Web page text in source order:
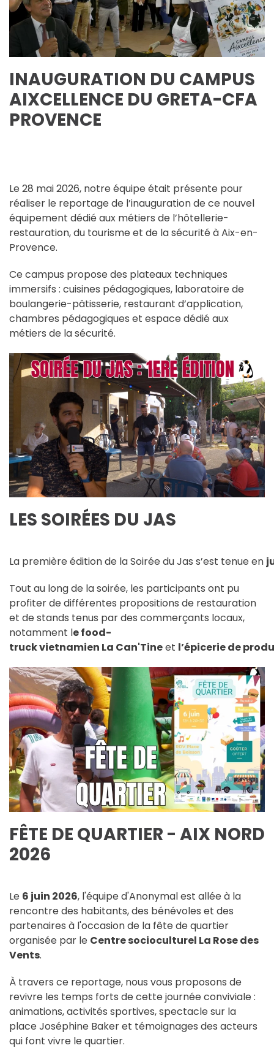
INAUGURATION DU CAMPUS
AIXCELLENCE DU GRETA-CFA
PROVENCE
Le 28 mai 2026, notre équipe était présente pour
réaliser le reportage de l’inauguration de ce nouvel
équipement dédié aux métiers de l’hôtellerie-
restauration, du tourisme et de la sécurité à Aix-en-
Provence.
Ce campus propose des plateaux techniques
immersifs : cuisines pédagogiques, laboratoire de
boulangerie-pâtisserie, restaurant d’application,
chambres pédagogiques et espace dédié aux
métiers de la sécurité.
LES SOIRÉES DU JAS
La première édition de la Soirée du Jas s’est tenue en
Tout au long de la soirée, les participants ont pu
profiter de différentes propositions de restauration
et de stands tenus par des commerçants locaux,
notamment le food-
truck vietnamien La Can'Tineet l’épicerie de
FÊTE DE QUARTIER - AIX NORD
2026
Le 6 juin 2026, l'équipe d'Anonymal est allée à la
rencontre des habitants, des bénévoles et des
partenaires à l'occasion de la fête de quartier
organisée par le Centre socioculturel La Rose des
Vents.
À travers ce reportage, nous vous proposons de
revivre les temps forts de cette journée conviviale :
animations, activités sportives, spectacle sur la
place Joséphine Baker et témoignages des acteurs
qui font vivre le quartier.